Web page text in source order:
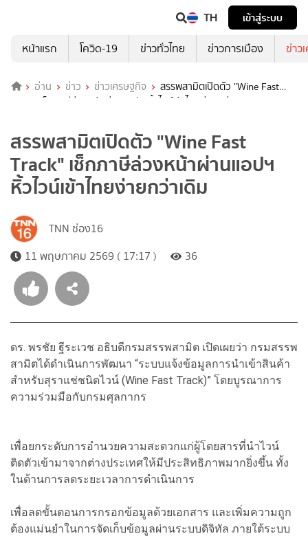
TH
เข้าสู่ระบบ
หน้าแรก
โควิด-19 ข่าวทั่วไทย ข่าวการเมือง ข่าว
อ่าน ข่าว ข่าวเศรษฐกิจ
สรรพสามิตเปิดตัว "Wine Fast
Track" เช็กภาษีล่วงหน้าผ่านแอปฯ หิ้วไวน์เข้าไทยง่ายกว่าเดิม
สรรพสามิตเปิดตัว "Wine Fast
Track" เช็กภาษีล่วงหน้าผ่านแอปฯ
หิ้วไวน์เข้าไทยง่ายกว่าเดิม
TNN ช่อง16
11 พฤษภาคม 2569 ( 17:17 )
36
ดร. พรชัย ฐีระเวช อธิบดีกรมสรรพสามิต เปิดเผยว่า กรมสรรพ
สามิตได้ดำเนินการพัฒนา “ระบบแจ้งข้อมูลการนำเข้าสินค้า
สำหรับสุราแช่ชนิดไวน์ (Wine Fast Track)” โดยบูรณาการ
ความร่วมมือกับกรมศุลกากร
เพื่อยกระดับการอำนวยความสะดวกแก่ผู้โดยสารที่นำไวน์
ติดตัวเข้ามาจากต่างประเทศให้มีประสิทธิภาพมากยิ่งขึ้น ทั้ง
ในด้านการลดระยะเวลาการดำเนินการ
เพื่อลดขั้นตอนการกรอกข้อมูลด้วยเอกสาร และเพิ่มความถูก
ต้องแม่นยำในการจัดเก็บข้อมูลผ่านระบบดิจิทัล ภายใต้ระบบ